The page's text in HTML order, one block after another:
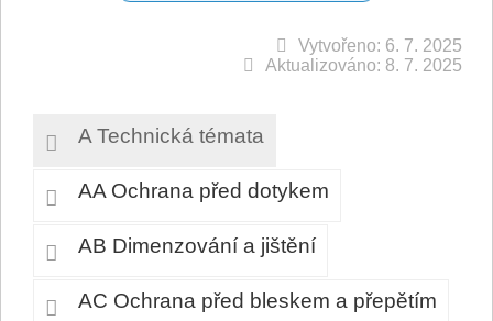
Vytvořeno: 6. 7. 2025
Aktualizováno: 8. 7. 2025
A Technická témata
AA Ochrana před dotykem
AB Dimenzování a jištění
AC Ochrana před bleskem a přepětím